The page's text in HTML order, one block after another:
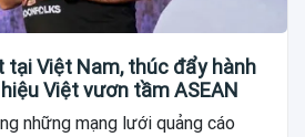
tại Việt Nam, thúc đẩy hành
Việt vươn tầm ASEAN
những mạng lưới quảng cáo